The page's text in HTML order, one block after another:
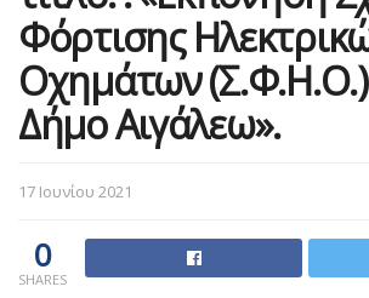
Φόρτισης
Οχημάτων
Δήμο Αιγάλεω».
17 Ιουνίου 2021
0
SHARES